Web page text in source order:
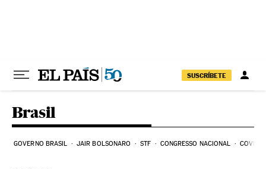
SUSCRÍBETE
Brasil
GOVERNO BRASIL JAIR BOLSONARO STF CONGRESSO NACIONAL COVID-